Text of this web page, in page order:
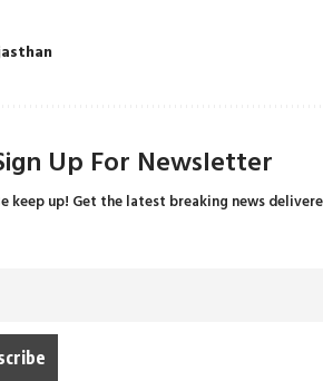
Up For Newsletter
keep up! Get the latest breaking news